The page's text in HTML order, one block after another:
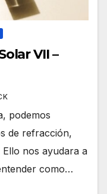
VII –
podemos
de refracción,
nos ayudara a
como…